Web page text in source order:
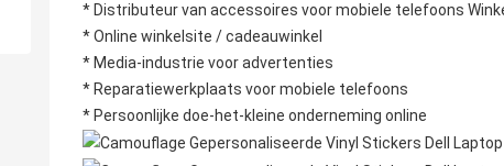
* Distributeur van accessoires voor mobiele telefoons
* Online winkelsite / cadeauwinkel
* Media-industrie voor advertenties
* Reparatiewerkplaats voor mobiele telefoons
* Persoonlijke doe-het-kleine onderneming online